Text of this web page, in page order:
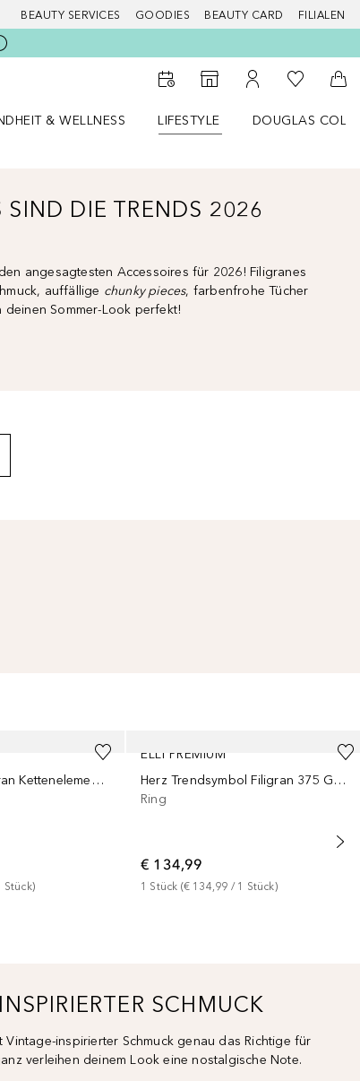
BEAUTY SERVICES GOODIES BEAUTY CARD FILIALEN
Zum Storefinder
Zu Meinem
Zu Meiner
& WELLNESS
& Wellness Menü öffnen
LIFESTYLE
Lifestyle Menü öffnen
DOUGLAS
SIND DIE TRENDS 2026
angesagtesten Accessoires für 2026! Filigranes
auffällige chunky pieces, farbenfrohe Tücher
Sommer-Look perfekt!
Durchzieher Filigran Kettenelement 375er Gelbgold
Stück)
ELLI PREMIUM
Herz Trendsymbol Filigran 375 Gelbgold
Ring
€ 134,99
1 Stück (€ 134,99 / 1 Stück)
SCHMUCK
Vintage-inspirierter Schmuck genau das Richtige für
verleihen deinem Look eine nostalgische Note.